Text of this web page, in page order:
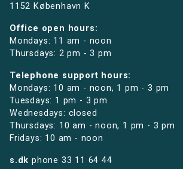
1152 København K
Office open hours:
Mondays: 11 am - noon
Thursdays: 2 pm - 3 pm
Telephone support hours:
Mondays: 10 am - noon, 1 pm - 3 pm
Tuesdays: 1 pm - 3 pm
Wednesdays: closed
Thursdays: 10 am - noon, 1 pm - 3 pm
Fridays: 10 am - noon
s.dk phone 33 11 64 44